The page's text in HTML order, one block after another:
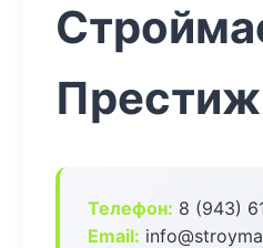
Телефон: 8 (943)
Email: